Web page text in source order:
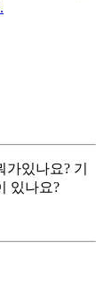
있나요? 기
있나요?